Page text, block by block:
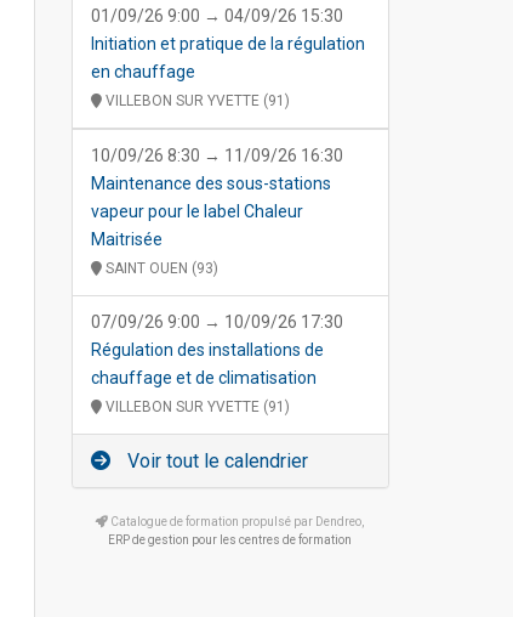
01/09/26 9:00 → 04/09/26 15:30
Initiation et pratique de la régulation
en chauffage
VILLEBON SUR YVETTE (91)
10/09/26 8:30 → 11/09/26 16:30
Maintenance des sous-stations
vapeur pour le label Chaleur
Maitrisée
SAINT OUEN (93)
07/09/26 9:00 → 10/09/26 17:30
Régulation des installations de
chauffage et de climatisation
VILLEBON SUR YVETTE (91)
Voir tout le calendrier
Catalogue de formation propulsé par Dendreo,
ERP de gestion pour les centres de formation